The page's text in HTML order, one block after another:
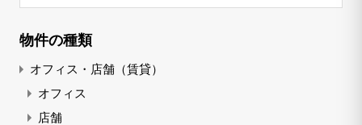
物件の種類
オフィス・店舗（賃貸）
オフィス
店舗